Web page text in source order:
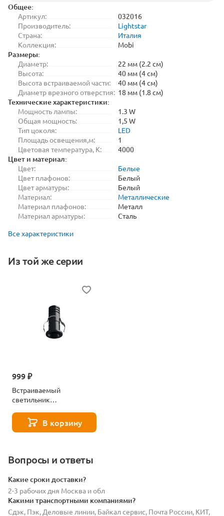
Общее:
Артикул:
032016
Производитель:
Lightstar
Страна:
Италия
Коллекция:
Mobi
Размеры:
Диаметр:
22 мм (2.2 см)
Высота:
40 мм (4 см)
Высота встраиваемой части:
40 мм (4 см)
Диаметр врезного отверстия: 18 мм (1.8 см)
Технические характеристики:
Мощность лампы:
1.3 W
Общая мощность:
1,5 W
Тип цоколя:
LED
Площадь освещения,м:
1
Цветовая температура, K:
4000
Цвет и материал:
Цвет:
Белые
Цвет плафонов:
Белый
Цвет арматуры:
Белый
Материал:
Металлические
Материал плафонов:
Металл
Материал арматуры:
Сталь
Все характеристики
Из той же серии
999 ₽
Встраиваемый
светильник
Mobi 032017В корзину
Вопросы и ответы
Какие сроки доставки?
2-3 рабочих дня Москва и обл
Какими транспортными компаниями?
Сдэк, Пэк, Деловые линии, Байкал сервис, Почта России, КИТ,